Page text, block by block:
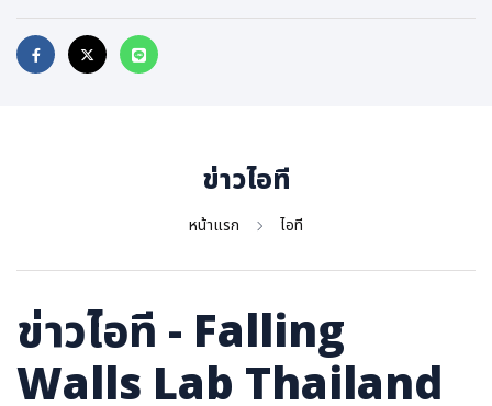
อบรมสัมมนา
เอเชีย
ข่าวไอที
หน้าแรก ไอที
ข่าวไอที - Falling
Walls Lab Thailand